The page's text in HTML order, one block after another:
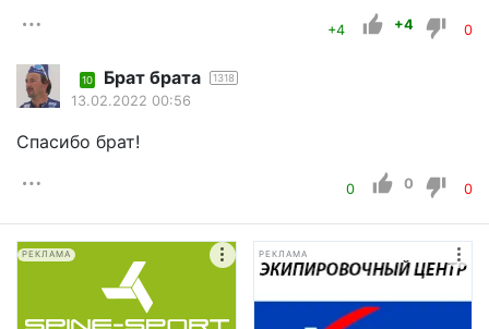
+4 +4 0
10 Брат брата 1318
13.02.2022 00:56
Спасибо брат!
0 0 0
РЕКЛАМА РЕКЛАМА